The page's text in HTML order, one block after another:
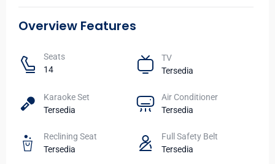
Overview Features
Seats​
14
TV​
Tersedia
Karaoke Set
Tersedia
Air Conditioner
Tersedia
Reclining Seat
Tersedia
Full Safety Belt
Tersedia